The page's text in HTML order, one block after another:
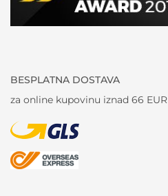
BESPLATNA DOSTAVA
za online kupovinu iznad 66 EUR